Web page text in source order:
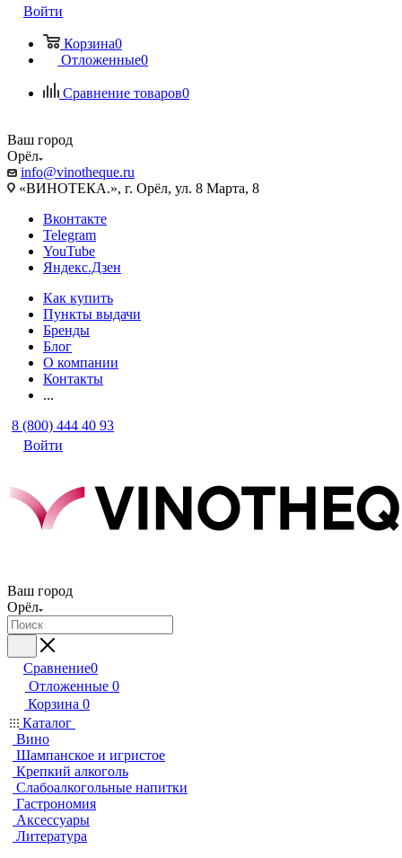
Войти
Корзина0
Отложенные0
Сравнение товаров0
Ваш город
Орёл
info@vinotheque.ru
«ВИНОТЕКА.», г. Орёл, ул. 8 Марта, 8
Вконтакте
Telegram
YouTube
Яндекс.Дзен
Как купить
Пункты выдачи
Бренды
Блог
О компании
Контакты
...
8 (800) 444 40 93
Войти
Ваш город
Орёл
Сравнение0
Отложенные 0
Корзина 0
Каталог
Вино
Шампанское и игристое
Крепкий алкоголь
Слабоалкогольные напитки
Гастрономия
Аксессуары
Литература